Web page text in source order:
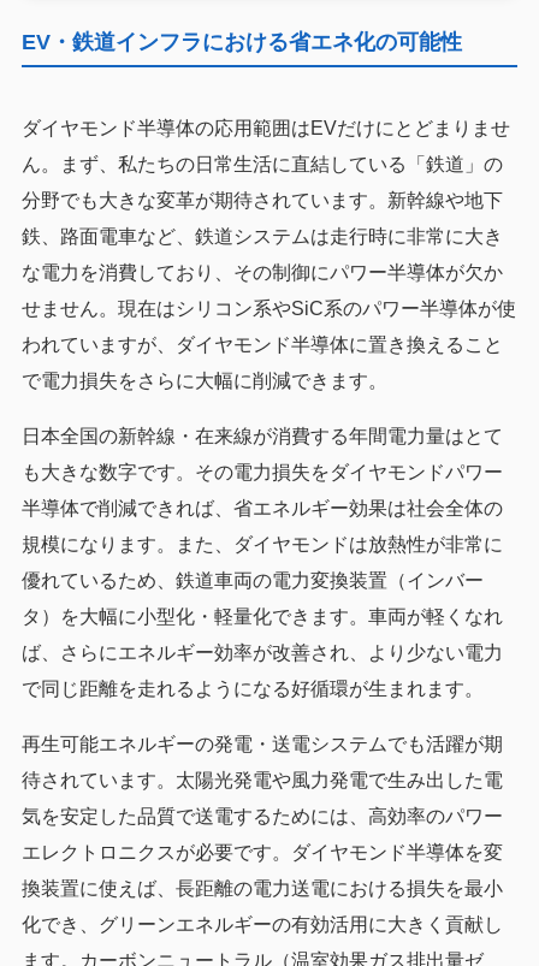
EV・鉄道インフラにおける省エネ化の可能性
ダイヤモンド半導体の応用範囲はEVだけにとどまりませ
ん。まず、私たちの日常生活に直結している「鉄道」の
分野でも大きな変革が期待されています。新幹線や地下
鉄、路面電車など、鉄道システムは走行時に非常に大き
な電力を消費しており、その制御にパワー半導体が欠か
せません。現在はシリコン系やSiC系のパワー半導体が使
われていますが、ダイヤモンド半導体に置き換えること
で電力損失をさらに大幅に削減できます。
日本全国の新幹線・在来線が消費する年間電力量はとて
も大きな数字です。その電力損失をダイヤモンドパワー
半導体で削減できれば、省エネルギー効果は社会全体の
規模になります。また、ダイヤモンドは放熱性が非常に
優れているため、鉄道車両の電力変換装置（インバー
タ）を大幅に小型化・軽量化できます。車両が軽くなれ
ば、さらにエネルギー効率が改善され、より少ない電力
で同じ距離を走れるようになる好循環が生まれます。
再生可能エネルギーの発電・送電システムでも活躍が期
待されています。太陽光発電や風力発電で生み出した電
気を安定した品質で送電するためには、高効率のパワー
エレクトロニクスが必要です。ダイヤモンド半導体を変
換装置に使えば、長距離の電力送電における損失を最小
化でき、グリーンエネルギーの有効活用に大きく貢献し
ます。カーボンニュートラル（温室効果ガス排出量ゼ